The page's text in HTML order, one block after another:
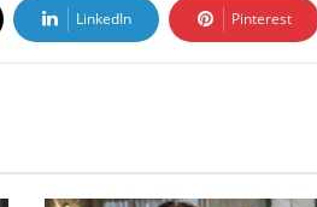
LinkedIn Pinterest